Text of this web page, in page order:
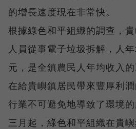
的增長速度現在非常快。
根據綠色和平組織的調查，
人員從事電子垃圾拆解，人
元，是全鎮農民人年均收入的
在給貴嶼鎮居民帶來豐厚利
行業不可避免地導致了環境
三月起，綠色和平組織在貴